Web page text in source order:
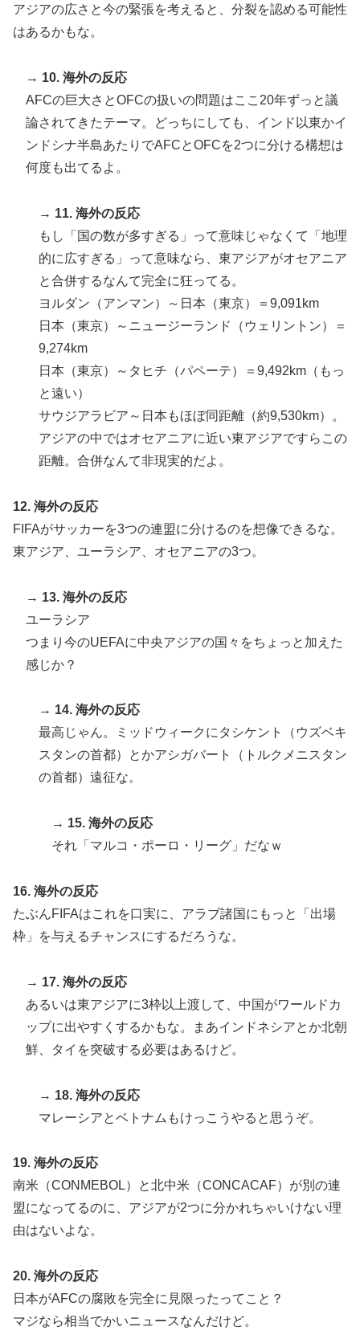
アジアの広さと今の緊張を考えると、分裂を認める可能性
はあるかもな。
→ 10. 海外の反応
AFCの巨大さとOFCの扱いの問題はここ20年ずっと議
論されてきたテーマ。どっちにしても、インド以東かイ
ンドシナ半島あたりでAFCとOFCを2つに分ける構想は
何度も出てるよ。
→ 11. 海外の反応
もし「国の数が多すぎる」って意味じゃなくて「地理
的に広すぎる」って意味なら、東アジアがオセアニア
と合併するなんて完全に狂ってる。
ヨルダン（アンマン）～日本（東京）＝9,091km
日本（東京）～ニュージーランド（ウェリントン）＝
9,274km
日本（東京）～タヒチ（パペーテ）＝9,492km（もっ
と遠い）
サウジアラビア～日本もほぼ同距離（約9,530km）。
アジアの中ではオセアニアに近い東アジアですらこの
距離。合併なんて非現実的だよ。
12. 海外の反応
FIFAがサッカーを3つの連盟に分けるのを想像できるな。
東アジア、ユーラシア、オセアニアの3つ。
→ 13. 海外の反応
ユーラシア
つまり今のUEFAに中央アジアの国々をちょっと加えた
感じか？
→ 14. 海外の反応
最高じゃん。ミッドウィークにタシケント（ウズベキ
スタンの首都）とかアシガバート（トルクメニスタン
の首都）遠征な。
→ 15. 海外の反応
それ「マルコ・ポーロ・リーグ」だなｗ
16. 海外の反応
たぶんFIFAはこれを口実に、アラブ諸国にもっと「出場
枠」を与えるチャンスにするだろうな。
→ 17. 海外の反応
あるいは東アジアに3枠以上渡して、中国がワールドカ
ップに出やすくするかもな。まあインドネシアとか北朝
鮮、タイを突破する必要はあるけど。
→ 18. 海外の反応
マレーシアとベトナムもけっこうやると思うぞ。
19. 海外の反応
南米（CONMEBOL）と北中米（CONCACAF）が別の連
盟になってるのに、アジアが2つに分かれちゃいけない理
由はないよな。
20. 海外の反応
日本がAFCの腐敗を完全に見限ったってこと？
マジなら相当でかいニュースなんだけど。